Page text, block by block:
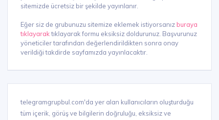
sitemizde ücretsiz bir şekilde yayınlanır.
Eğer siz de grubunuzu sitemize eklemek istiyorsanız buraya
tıklayaraktıklayarak formu eksiksiz doldurunuz. Başvurunuz
yöneticiler tarafından değerlendirildikten sonra onay
verildiği takdirde sayfamızda yayınlacaktır.
telegramgrupbul.com'da yer alan kullanıcıların oluşturduğu
tüm içerik, görüş ve bilgilerin doğruluğu, eksiksiz ve